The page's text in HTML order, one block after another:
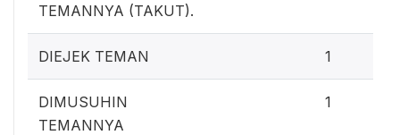
TEMANNYA (TAKUT).
DIEJEK TEMAN 1
DIMUSUHIN
TEMANNYA
1